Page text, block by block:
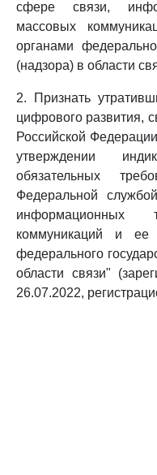
сфере связи,
массовых
органами
(надзора) в области
2. Признать
цифрового развития,
Российской
утверждении
обязательных
Федеральной
информационных
коммуникаций и ее
федерального
области связи"
26.07.2022,